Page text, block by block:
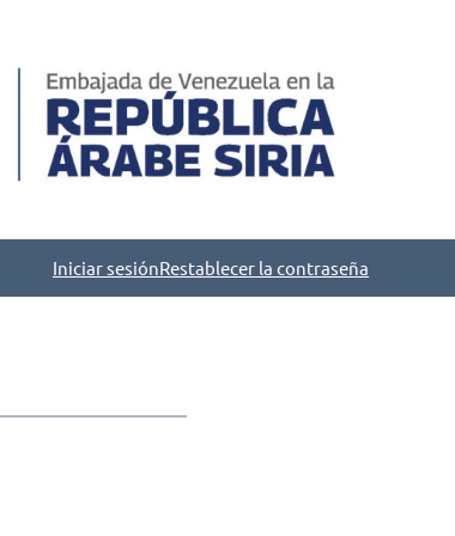
Iniciar sesiónRestablecer la contraseña